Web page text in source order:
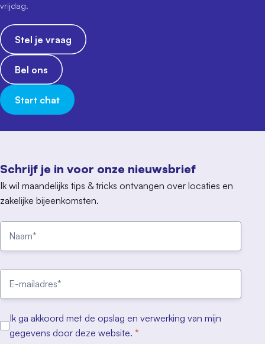
Schrijf je in voor onze nieuwsbrief
Ik wil maandelijks tips & tricks ontvangen over locaties en
zakelijke bijeenkomsten.
Ik ga akkoord met de opslag en verwerking van mijn
gegevens door deze website. *
vrijdag.
Stel je vraag
Bel ons
Start chat